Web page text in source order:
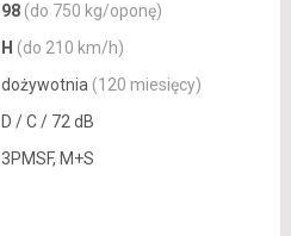
98 (do 750 kg/oponę)
H (do 210 km/h)
dożywotnia (120 miesięcy)
D / C / 72 dB
3PMSF, M+S